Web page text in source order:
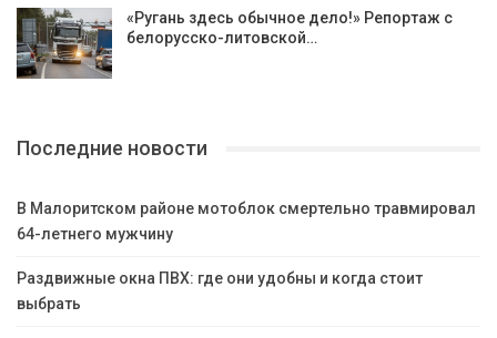
«Ругань здесь обычное дело!» Репортаж с
белорусско-литовской…
Последние новости
В Малоритском районе мотоблок смертельно травмировал
64-летнего мужчину
Раздвижные окна ПВХ: где они удобны и когда стоит
выбрать